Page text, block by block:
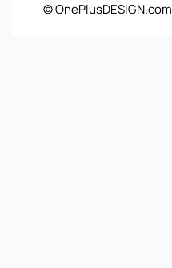
© OnePlusDESIGN.com